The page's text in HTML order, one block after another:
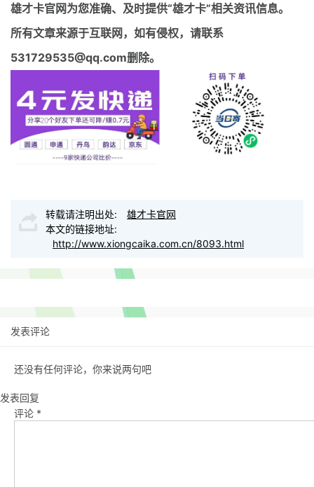
雄才卡官网为您准确、及时提供“雄才卡”相关资讯信息。
所有文章来源于互联网，如有侵权，请联系
531729535@qq.com删除。
转载请注明出处:
雄才卡官网
本文的链接地址:
http://www.xiongcaika.com.cn/8093.html
发表评论
还没有任何评论，你来说两句吧
发表回复
评论 *